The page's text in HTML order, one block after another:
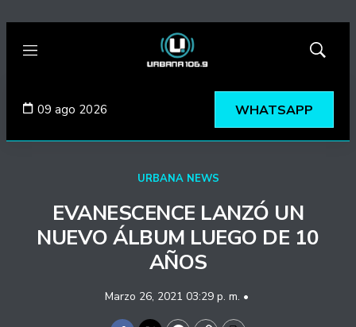
Menú
Mostrar
09 ago 2026 WHATSAPP
URBANA NEWS
EVANESCENCE LANZÓ UN
NUEVO ÁLBUM LUEGO DE 10
AÑOS
Marzo 26, 2021 03:29 p. m. •